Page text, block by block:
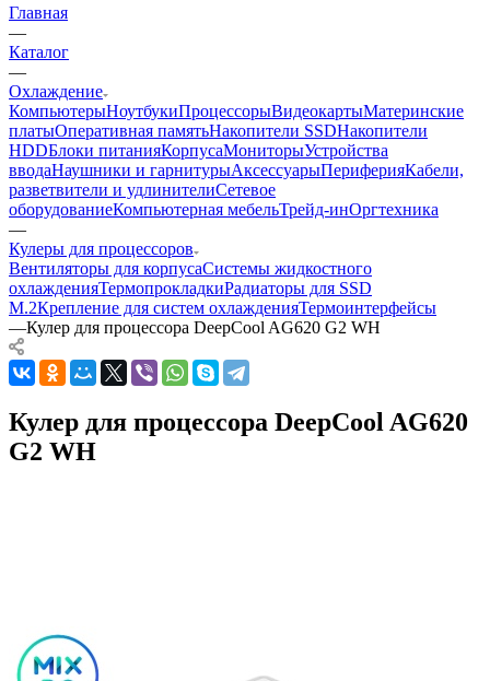
Главная
—
Каталог
—
Охлаждение
КомпьютерыНоутбукиПроцессорыВидеокартыМатеринские
платыОперативная памятьНакопители SSDНакопители
HDDБлоки питанияКорпусаМониторыУстройства
вводаНаушники и гарнитурыАксессуарыПериферияКабели,
разветвители и удлинителиСетевое
оборудованиеКомпьютерная мебельТрейд-инОргтехника
—
Кулеры для процессоров
Вентиляторы для корпусаСистемы жидкостного
охлажденияТермопрокладкиРадиаторы для SSD
M.2Крепление для систем охлажденияТермоинтерфейсы
—Кулер для процессора DeepCool AG620 G2 WH
Кулер для процессора DeepCool AG620
G2 WH